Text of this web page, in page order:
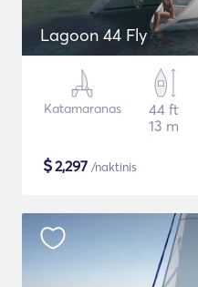
Lagoon 44 Fly
Katamaranas
44 ft
13 m
$2,297 /naktinis